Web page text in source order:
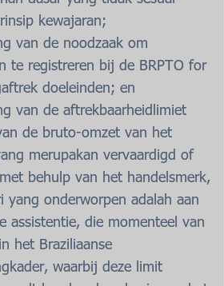
kewajaran;
van de noodzaak om
te registreren bij de BRPTO for
doeleinden; en
van de aftrekbaarheidlimiet
de bruto-omzet van het
merupakan vervaardigd of
behulp van het handelsmerk,
yang onderworpen adalah aan
assistentie, die momenteel van
het Braziliaanse
waarbij deze limit